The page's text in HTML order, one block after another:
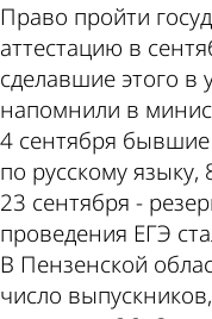
Право пройти
аттестацию в
сделавшие этого в
напомнили в
4 сентября
по русскому языку,
23 сентября -
проведения ЕГЭ
В Пензенской
число